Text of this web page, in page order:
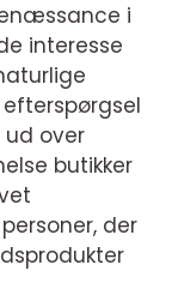
i
interesse
ud over
butikker
der